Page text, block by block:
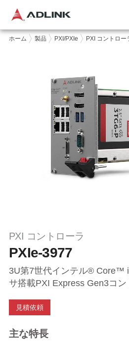
ホーム 製品 PXI/PXIe PXI コントロー
PXI コントローラ
PXIe-3977
3U第7世代インテル® Core™
サ搭載PXI Express Gen3コン
見積依頼
主な特長